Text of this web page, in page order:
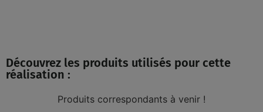
Découvrez les produits utilisés pour cette
réalisation :
Produits correspondants à venir !